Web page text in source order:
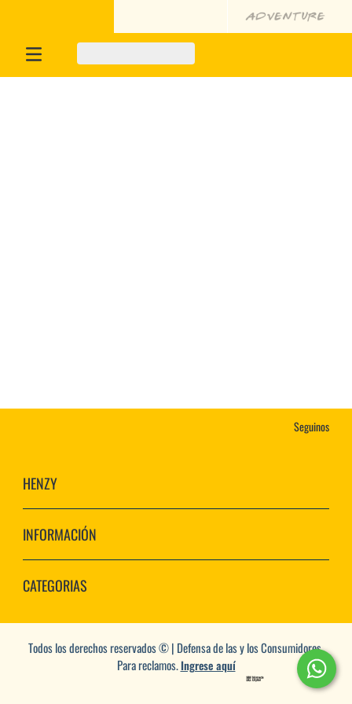
Seguinos
HENZY
INFORMACIÓN
CATEGORIAS
Todos los derechos reservados © | Defensa de las y los Consumidores.
Para reclamos.Ingrese aquí